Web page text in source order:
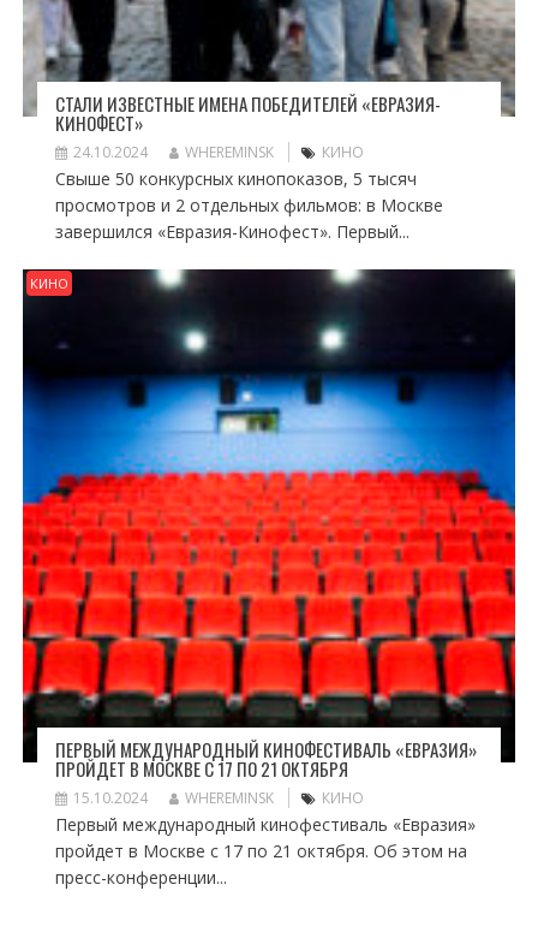
СТАЛИ ИЗВЕСТНЫЕ ИМЕНА ПОБЕДИТЕЛЕЙ «ЕВРАЗИЯ-
КИНОФЕСТ»
24.10.2024 WHEREMINSK КИНО
Свыше 50 конкурсных кинопоказов, 5 тысяч
просмотров и 2 отдельных фильмов: в Москве
завершился «Евразия-Кинофест». Первый...
КИНО
ПЕРВЫЙ МЕЖДУНАРОДНЫЙ КИНОФЕСТИВАЛЬ «ЕВРАЗИЯ»
ПРОЙДЕТ В МОСКВЕ С 17 ПО 21 ОКТЯБРЯ
15.10.2024 WHEREMINSK КИНО
Первый международный кинофестиваль «Евразия»
пройдет в Москве с 17 по 21 октября. Об этом на
пресс-конференции...